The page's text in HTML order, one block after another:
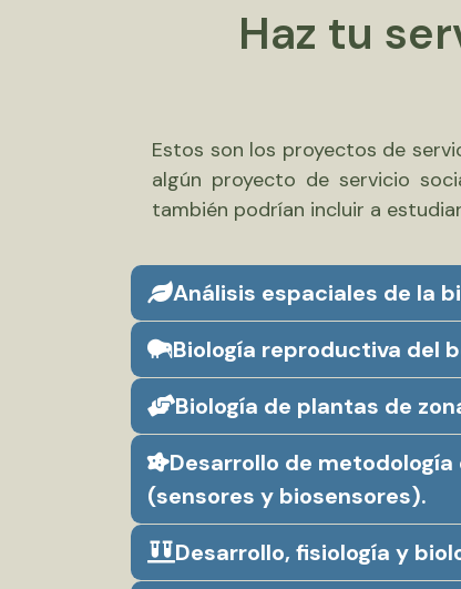
Haz tu
Estos son los proyectos de
algún proyecto de servicio
también podrían incluir a
Análisis espaciales de la
Biología reproductiva del
Biología de plantas de
Desarrollo de
(sensores y biosensores).
Desarrollo, fisiología y